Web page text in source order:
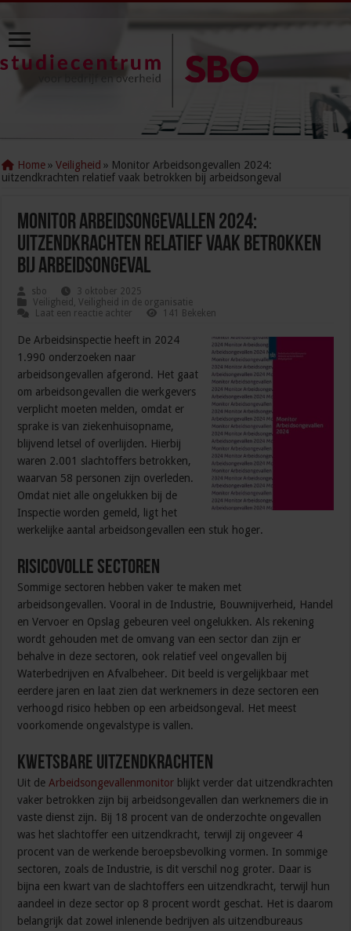
Home » Veiligheid » Monitor Arbeidsongevallen 2024:
uitzendkrachten relatief vaak betrokken bij arbeidsongeval
Monitor Arbeidsongevallen 2024:
uitzendkrachten relatief vaak betrokken
bij arbeidsongeval
sbo
3 oktober 2025
Veiligheid ,Veiligheid in de organisatie
Laat een reactie achter
141 Bekeken
De Arbeidsinspectie heeft in 2024
1.990 onderzoeken naar
arbeidsongevallen afgerond. Het gaat
om arbeidsongevallen die werkgevers
verplicht moeten melden, omdat er
sprake is van ziekenhuisopname,
blijvend letsel of overlijden. Hierbij
waren 2.001 slachtoffers betrokken,
waarvan 58 personen zijn overleden.
Omdat niet alle ongelukken bij de
Inspectie worden gemeld, ligt het
werkelijke aantal arbeidsongevallen een stuk hoger.
Risicovolle sectoren
Sommige sectoren hebben vaker te maken met
arbeidsongevallen. Vooral in de Industrie, Bouwnijverheid, Handel
en Vervoer en Opslag gebeuren veel ongelukken. Als rekening
wordt gehouden met de omvang van een sector dan zijn er
behalve in deze sectoren, ook relatief veel ongevallen bij
Waterbedrijven en Afvalbeheer. Dit beeld is vergelijkbaar met
eerdere jaren en laat zien dat werknemers in deze sectoren een
verhoogd risico hebben op een arbeidsongeval. Het meest
voorkomende ongevalstype is vallen.
Kwetsbare uitzendkrachten
Uit deArbeidsongevallenmonitor blijkt verder dat uitzendkrachten
vaker betrokken zijn bij arbeidsongevallen dan werknemers die in
vaste dienst zijn. Bij 18 procent van de onderzochte ongevallen
was het slachtoffer een uitzendkracht, terwijl zij ongeveer 4
procent van de werkende beroepsbevolking vormen. In sommige
sectoren, zoals de Industrie, is dit verschil nog groter. Daar is
bijna een kwart van de slachtoffers een uitzendkracht, terwijl hun
aandeel in deze sector op 8 procent wordt geschat. Het is daarom
belangrijk dat zowel inlenende bedrijven als uitzendbureaus